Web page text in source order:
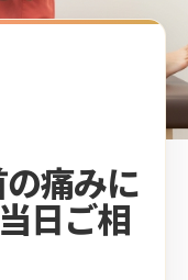
痛みに
日ご相